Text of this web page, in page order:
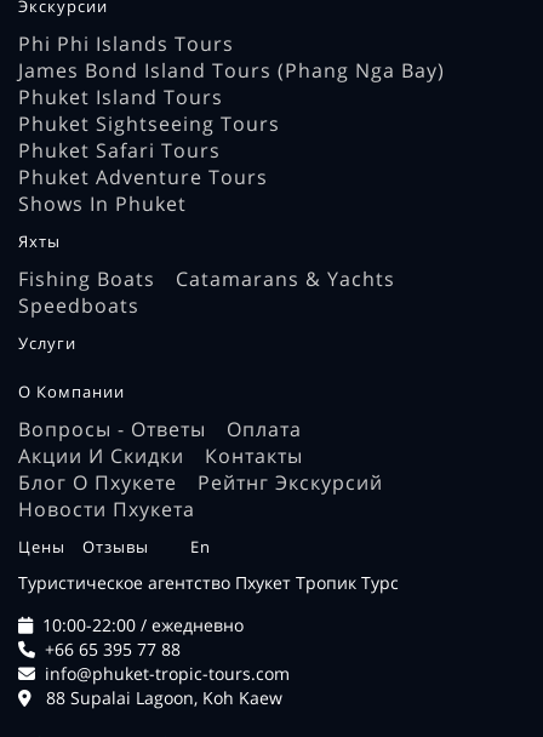
Экскурсии
Phi Phi Islands Tours
James Bond Island Tours (Phang Nga Bay)
Phuket Island Tours
Phuket Sightseeing Tours
Phuket Safari Tours
Phuket Adventure Tours
Shows In Phuket
Яхты
Fishing Boats
Catamarans & Yachts
Speedboats
Услуги
О Компании
Вопросы - Ответы
Оплата
Акции И Скидки
Контакты
Блог О Пхукете
Рейтнг Экскурсий
Новости Пхукета
Цены Отзывы En
Туристическое агентство Пхукет Тропик Турс
10:00-22:00 / ежедневно
+66 65 395 77 88
info@phuket-tropic-tours.com
88 Supalai Lagoon, Koh Kaew